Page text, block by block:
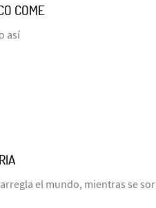
COME
así
el mundo, mientras se